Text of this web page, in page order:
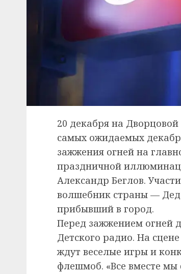
20 декабря на
самых ожидаемых
зажжения огней на
праздничной
Александр Беглов.
волшебник страны — Дед
прибывший в город.
Перед зажжением огней
Детского радио. На
ждут веселые игры и
флешмоб. «Все вместе мы